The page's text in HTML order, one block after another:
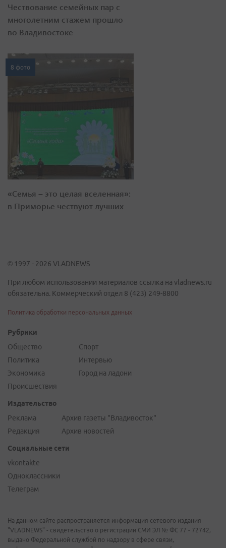
Чествование семейных пар с
многолетним стажем прошло
во Владивостоке
8 фото
«Семья – это целая вселенная»:
в Приморье чествуют лучших
© 1997 - 2026 VLADNEWS
При любом использовании материалов ссылка на vladnews.ru
обязательна. Коммерческий отдел 8 (423) 249-8800
Политика обработки персональных данных
Рубрики
Общество
Политика
Экономика
Происшествия
Спорт
Интервью
Город на ладони
Издательство
Реклама
Редакция
Архив газеты "Владивосток"
Архив новостей
Социальные сети
vkontakte
Одноклассники
Телеграм
На данном сайте распространяется информация сетевого издания
"VLADNEWS" - свидетельство о регистрации СМИ ЭЛ № ФС 77 - 72742,
выдано Федеральной службой по надзору в сфере связи,